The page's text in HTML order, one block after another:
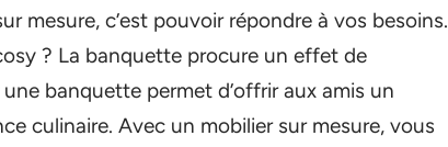
mesure, c’est pouvoir répondre à vos besoins.
? La banquette procure un effet de
banquette permet d’offrir aux amis un
culinaire. Avec un mobilier sur mesure, vous